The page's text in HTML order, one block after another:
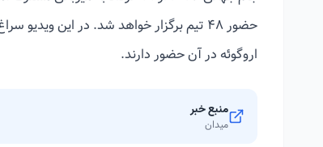
اروگوئه در آن حضور دارند.
منبع خبر
میدان